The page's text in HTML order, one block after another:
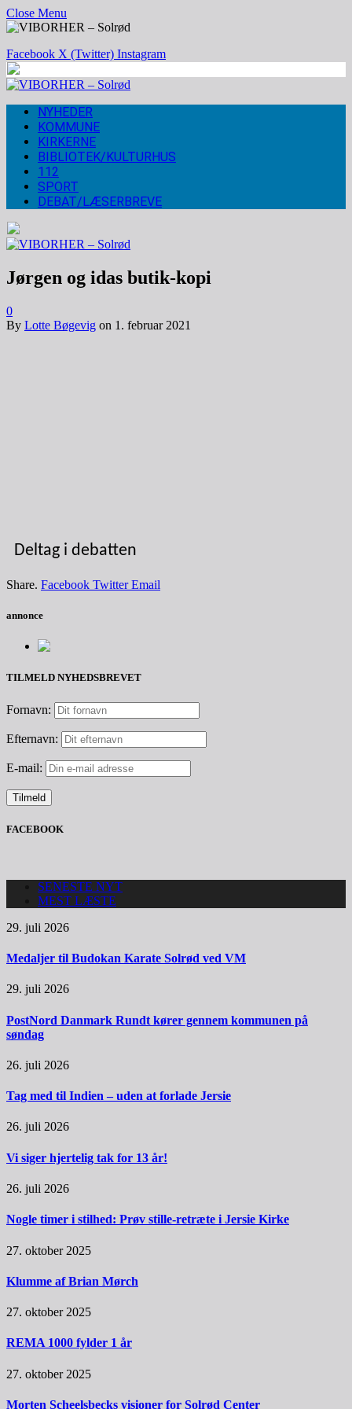
Close Menu
Facebook X (Twitter) Instagram
NYHEDER
KOMMUNE
KIRKERNE
BIBLIOTEK/KULTURHUS
112
SPORT
DEBAT/LÆSERBREVE
Jørgen og idas butik-kopi
0
By Lotte Bøgevig on 1. februar 2021
Deltag i debatten
Share. Facebook Twitter Email
annonce
TILMELD NYHEDSBREVET
Fornavn:
Efternavn:
E-mail:
FACEBOOK
SENESTE NYT
MEST LÆSTE
29. juli 2026
Medaljer til Budokan Karate Solrød ved VM
29. juli 2026
PostNord Danmark Rundt kører gennem kommunen på
søndag
26. juli 2026
Tag med til Indien – uden at forlade Jersie
26. juli 2026
Vi siger hjertelig tak for 13 år!
26. juli 2026
Nogle timer i stilhed: Prøv stille-retræte i Jersie Kirke
27. oktober 2025
Klumme af Brian Mørch
27. oktober 2025
REMA 1000 fylder 1 år
27. oktober 2025
Morten Scheelsbecks visioner for Solrød Center